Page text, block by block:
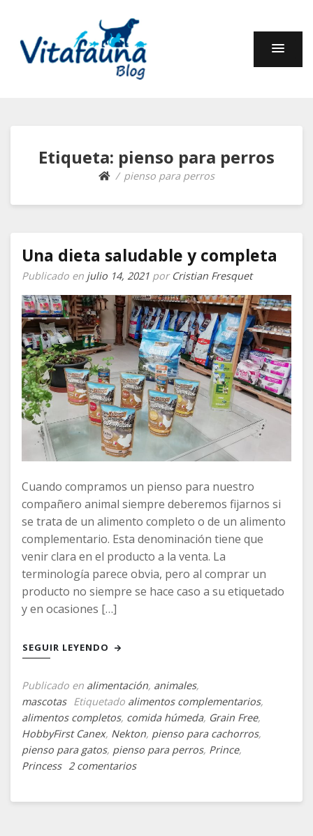
Etiqueta: pienso para perros
pienso para perros
Una dieta saludable y completa
Publicado en julio 14, 2021 por Cristian Fresquet
Cuando compramos un pienso para nuestro
compañero animal siempre deberemos fijarnos si
se trata de un alimento completo o de un alimento
complementario. Esta denominación tiene que
venir clara en el producto a la venta. La
terminología parece obvia, pero al comprar un
producto no siempre se hace caso a su etiquetado
y en ocasiones […]
SEGUIR LEYENDO
Publicado en alimentación, animales,
mascotas Etiquetado alimentos complementarios,
alimentos completos, comida húmeda, Grain Free,
HobbyFirst Canex, Nekton, pienso para cachorros,
pienso para gatos, pienso para perros, Prince,
Princess 2 comentariosen